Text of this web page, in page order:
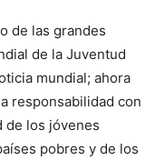
de las grandes
de la Juventud
mundial; ahora
responsabilidad con
de los jóvenes
pobres y de los